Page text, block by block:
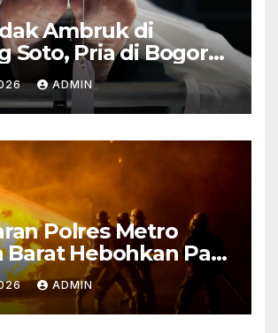
Ambruk di
Soto, Pria di Bogor
Sebelum Makan
ADMIN
Polres Metro
Barat Hebohkan Pagi
Fakta Terbarunya
ADMIN